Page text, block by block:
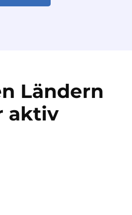
Ländern
aktiv